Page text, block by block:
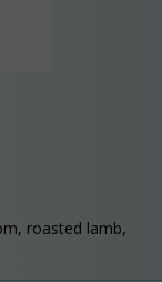
roasted lamb,